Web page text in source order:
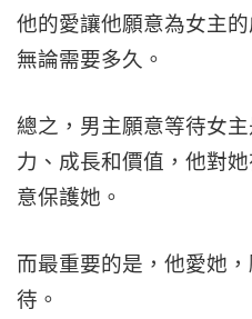
他的愛讓他願意為女主
無論需要多久。
總之，男主願意等待女
力、成長和價值，他對
意保護她。
而最重要的是，他愛她
待。